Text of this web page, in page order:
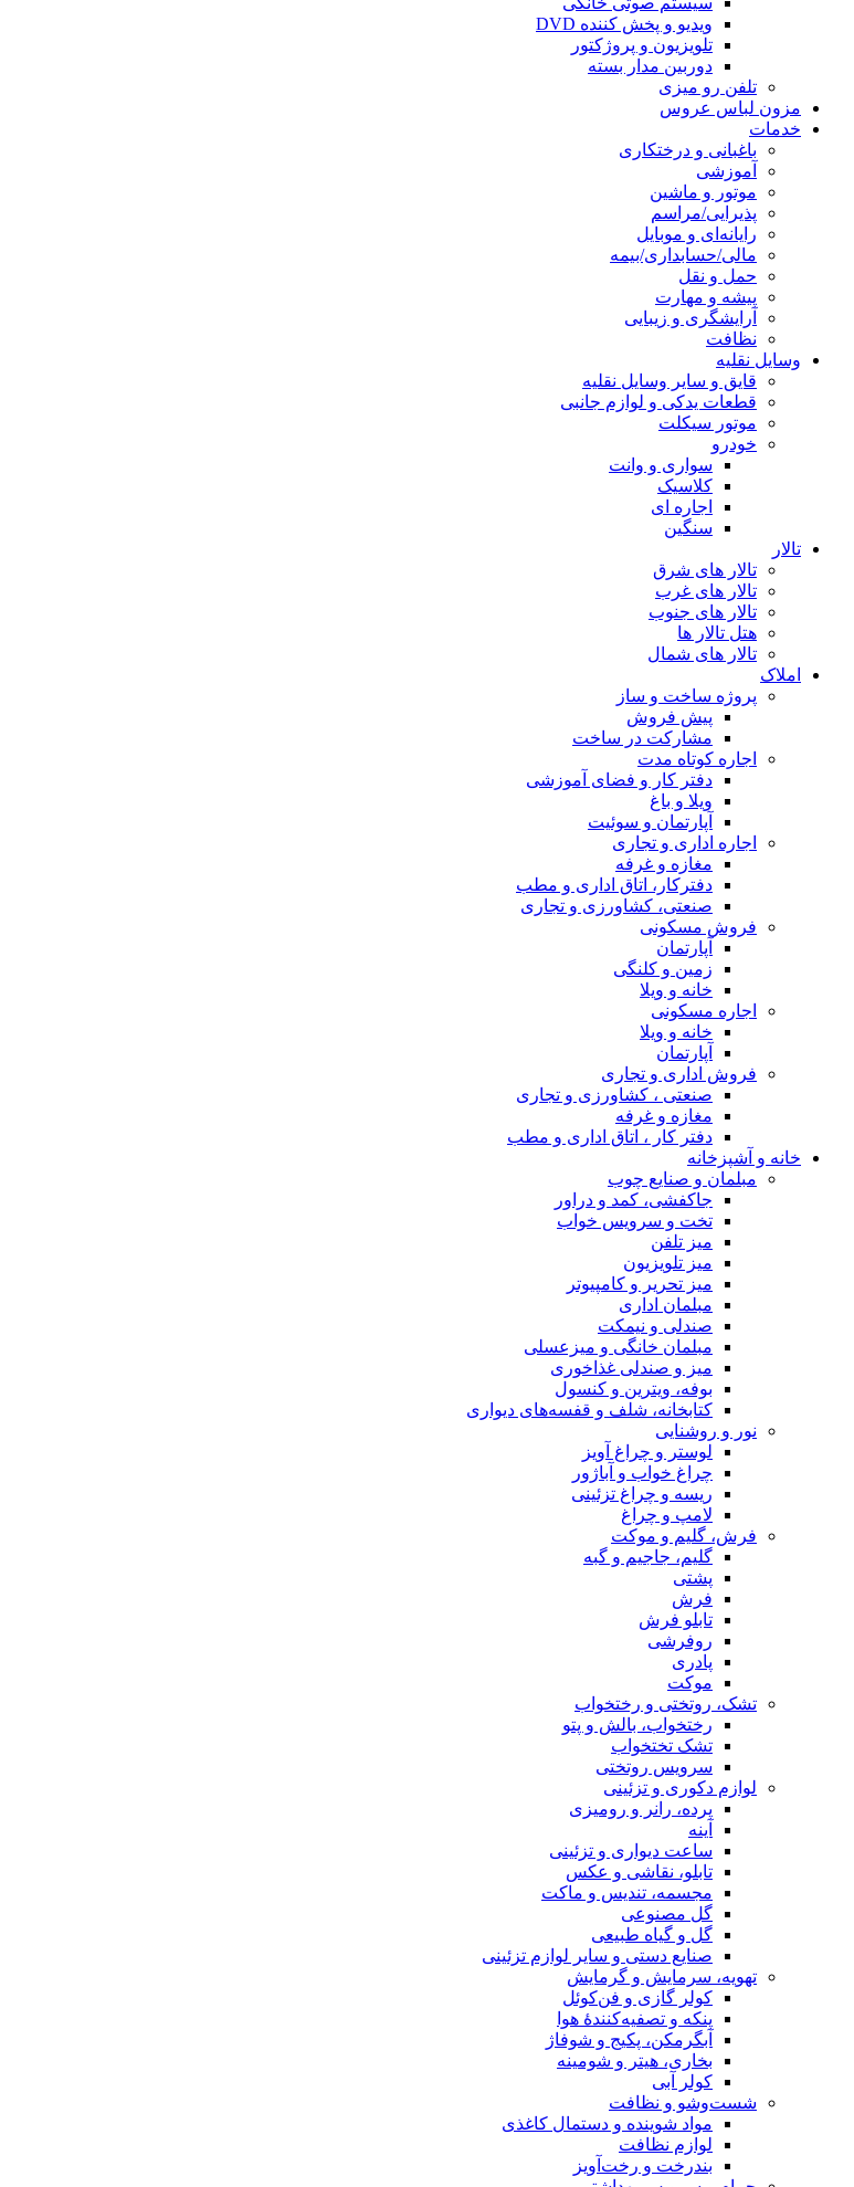
ویدیو و پخش کننده DVD
تلویزیون و پروژکتور
دوربین مدار بسته
تلفن رو میزی
مزون لباس عروس
خدمات
باغبانی و درختکاری
آموزشی
موتور و ماشین
پذیرایی/مراسم
رایانه‌ای و موبایل
مالی/حسابداری/بیمه
حمل و نقل
پیشه و مهارت
آرایشگری و زیبایی
نظافت
وسایل نقلیه
قایق و سایر وسایل نقلیه
قطعات یدکی و لوازم جانبی
موتور سیکلت
خودرو
سواری و وانت
کلاسیک
اجاره ای
سنگین
تالار
تالار های شرق
تالار های غرب
تالار های جنوب
هتل تالار ها
تالار های شمال
املاک
پروژه ساخت و ساز
پیش فروش
مشارکت در ساخت
اجاره کوتاه مدت
دفتر کار و فضای آموزشی
ویلا و باغ
آپارتمان و سوئیت
اجاره اداری و تجاری
مغازه و غرفه
دفترکار، اتاق اداری و مطب
صنعتی، کشاورزی و تجاری
فروش مسکونی
آپارتمان
زمین و کلنگی
خانه و ویلا
اجاره مسکونی
خانه و ویلا
آپارتمان
فروش اداری و تجاری
صنعتی ، کشاورزی و تجاری
مغازه و غرفه
دفتر کار ، اتاق اداری و مطب
خانه و آشپزخانه
مبلمان و صنایع چوب
جاکفشی، کمد و دراور
تخت و سرویس خواب
میز تلفن
میز تلویزیون
میز تحریر و کامپیوتر
مبلمان اداری
صندلی و نیمکت
مبلمان خانگی و میزعسلی
میز و صندلی غذاخوری
بوفه، ویترین و کنسول
کتابخانه، شلف و قفسه‌های دیواری
نور و روشنایی
لوستر و چراغ آویز
چراغ خواب و آباژور
ریسه و چراغ تزئینی
لامپ و چراغ
فرش، گلیم و موکت
گلیم، جاجیم و گبه
پشتی
فرش
تابلو فرش
روفرشی
پادری
موکت
تشک، روتختی و رختخواب
رختخواب، بالش و پتو
تشک تختخواب
سرویس روتختی
لوازم دکوری و تزئینی
پرده، رانر و رومیزی
آینه
ساعت دیواری و تزئینی
تابلو، نقاشی و عکس
مجسمه، تندیس و ماکت
گل مصنوعی
گل و گیاه طبیعی
صنایع دستی و سایر لوازم تزئینی
تهویه، سرمایش و گرمایش
کولر گازی و فن‌کوئل
پنکه و تصفیه‌کنندهٔ هوا
آبگرمکن، پکیج و شوفاژ
بخاری، هیتر و شومینه
کولر آبی
شست‌وشو و نظافت
مواد شوینده و دستمال کاغذی
لوازم نظافت
بندرخت و رخت‌آویز